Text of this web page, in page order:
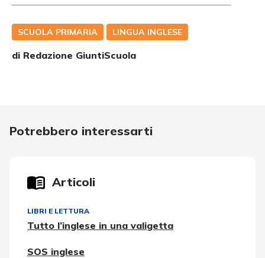
SCUOLA PRIMARIA LINGUA INGLESE
di Redazione GiuntiScuola
Potrebbero interessarti
Articoli
LIBRI E LETTURA
Tutto l’inglese in una valigetta
SOS inglese